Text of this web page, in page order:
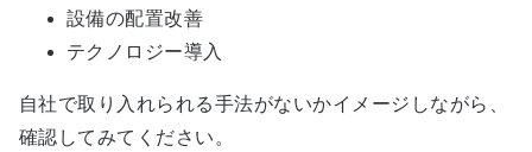
設備の配置改善
テクノロジー導入
自社で取り入れられる手法がないかイメージしながら、
確認してみてください。